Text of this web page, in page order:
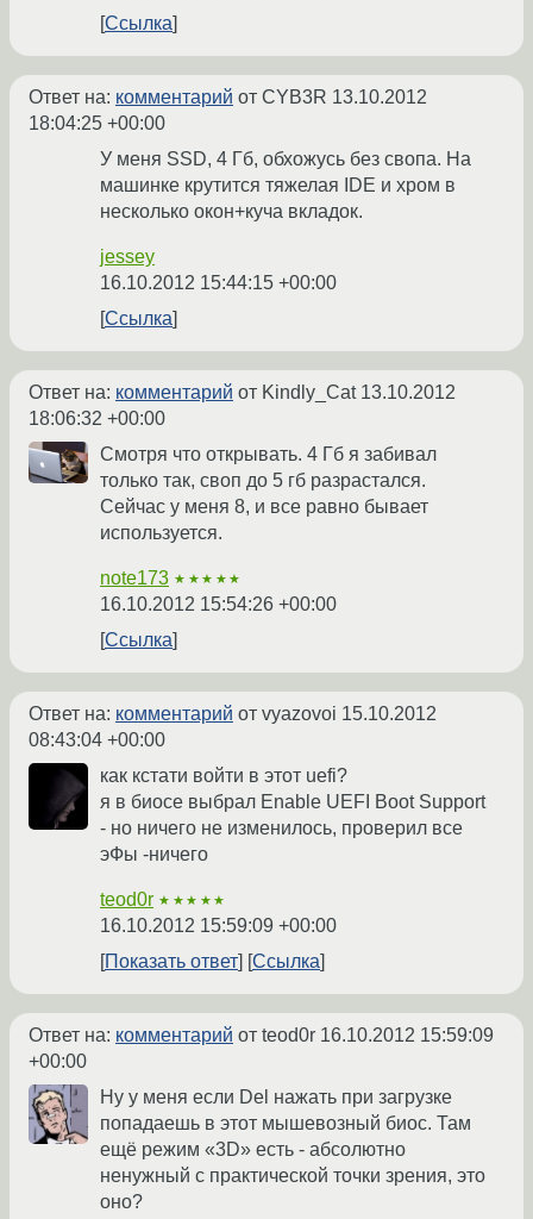
Ссылка
Ответ на: комментарий от CYB3R 13.10.2012
18:04:25 +00:00
У меня SSD, 4 Гб, обхожусь без свопа. На
машинке крутится тяжелая IDE и хром в
несколько окон+куча вкладок.
jessey
16.10.2012 15:44:15 +00:00
Ссылка
Ответ на: комментарий от Kindly_Cat 13.10.2012
18:06:32 +00:00
Смотря что открывать. 4 Гб я забивал
только так, своп до 5 гб разрастался.
Сейчас у меня 8, и все равно бывает
используется.
note173 ★★★★★
16.10.2012 15:54:26 +00:00
Ссылка
Ответ на: комментарий от vyazovoi 15.10.2012
08:43:04 +00:00
как кстати войти в этот uefi?
я в биосе выбрал Enable UEFI Boot Support
- но ничего не изменилось, проверил все
эФы -ничего
teod0r ★★★★★
16.10.2012 15:59:09 +00:00
Показать ответ
Ссылка
Ответ на: комментарий от teod0r 16.10.2012 15:59:09
+00:00
Ну у меня если Del нажать при загрузке
попадаешь в этот мышевозный биос. Там
ещё режим «3D» есть - абсолютно
ненужный с практической точки зрения, это
оно?